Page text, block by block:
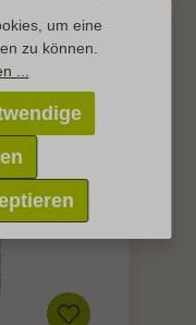
um eine
zu können.
...